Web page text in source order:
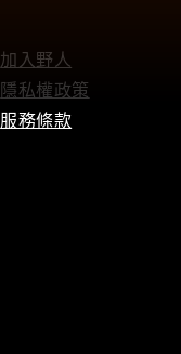
加入野人
隱私權政策
服務條款